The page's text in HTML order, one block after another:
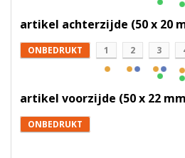
artikel achterzijde (50 x 20
ONBEDRUKT 1 2 3
artikel voorzijde (50 x 22
ONBEDRUKT